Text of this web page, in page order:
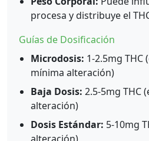
procesa y distribuye el
Guías de Dosificación
Microdosis: 1-2.5mg THC
mínima alteración)
Baja Dosis: 2.5-5mg THC
alteración)
Dosis Estándar: 5-10mg